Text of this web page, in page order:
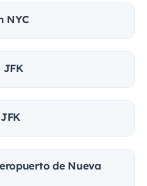
NYC
JFK
de Nueva